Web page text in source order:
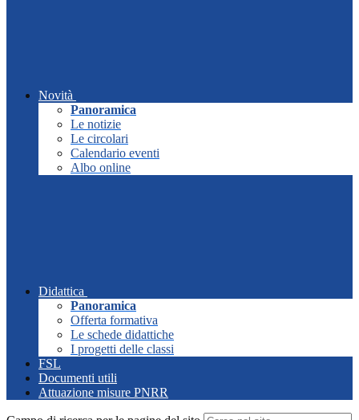
Novità
Panoramica
Le notizie
Le circolari
Calendario eventi
Albo online
Didattica
Panoramica
Offerta formativa
Le schede didattiche
I progetti delle classi
FSL
Documenti utili
Attuazione misure PNRR